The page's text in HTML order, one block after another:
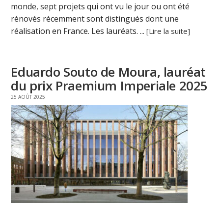
monde, sept projets qui ont vu le jour ou ont été
rénovés récemment sont distingués dont une
réalisation en France. Les lauréats. ...[Lire la suite]
Eduardo Souto de Moura, lauréat
du prix Praemium Imperiale 2025
25 AOÛT 2025